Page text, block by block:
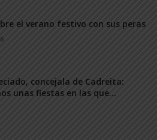
el verano festivo con sus peras
concejala de Cadreita:
unas fiestas en las que...